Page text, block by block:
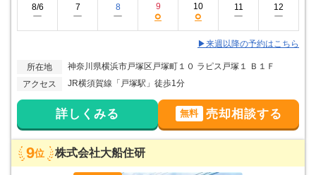
8/6
ー
7
ー
8
ー
9
○
10
○
11
ー
12
ー
▶来週以降の予約はこちら
所在地
神奈川県横浜市戸塚区戸塚町１０ ラピス戸塚１ Ｂ１Ｆ
アクセス
JR横須賀線「戸塚駅」徒歩1分
詳しくみる 無料 売却相談する
9位 株式会社大船住研